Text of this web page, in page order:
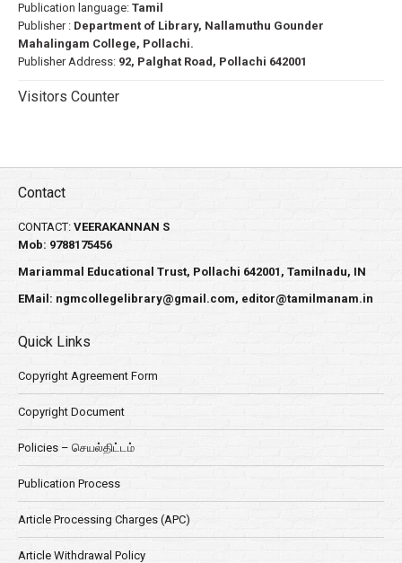
Publication language: Tamil
Publisher : Department of Library, Nallamuthu Gounder
Mahalingam College, Pollachi.
Publisher Address: 92, Palghat Road, Pollachi 642001
Visitors Counter
Contact
CONTACT: VEERAKANNAN S
Mob: 9788175456
Mariammal Educational Trust, Pollachi 642001, Tamilnadu, IN
EMail: ngmcollegelibrary@gmail.com, editor@tamilmanam.in
Quick Links
Copyright Agreement Form
Copyright Document
Policies – செயல்திட்டம்
Publication Process
Article Processing Charges (APC)
Article Withdrawal Policy